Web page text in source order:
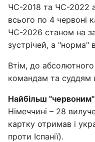
ЧС-2018 та ЧС-2022
всього по 4 червоні
ЧС-2026 станом на
зустрічей, а "норма"
Втім, до
командам та суддям
Найбільш "червоним"
Німеччині – 28
картку отримав і
проти Іспанії).